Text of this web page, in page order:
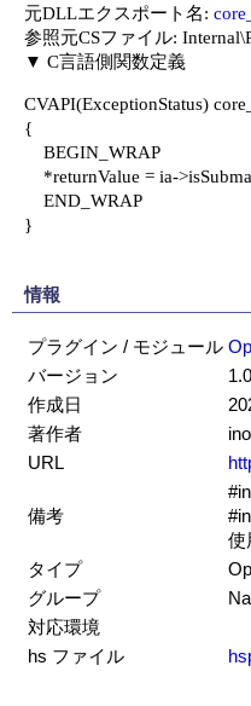
元DLLエクスポート名:
参照元CSファイル:
CVAPI(ExceptionStatus)
{
    BEGIN_WRAP
*returnValue = ia-
    END_WRAP
}
情報
プラグイン / モジュール
バージョン
作成日
著作者
URL
備考
使
タイプ
グループ
対応環境
hs ファイル